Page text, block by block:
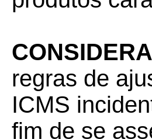
regras de
ICMS
fim de se